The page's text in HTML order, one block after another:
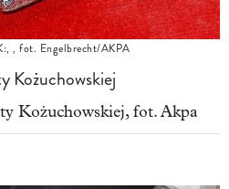
, fot. Engelbrecht/AKPA
Kożuchowskiej
Kożuchowskiej, fot. Akpa